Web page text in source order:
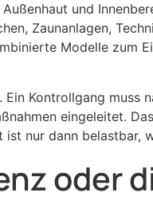
und
Zaunanlagen,
Modelle zum
Kontrollgang muss
eingeleitet.
ist nur dann
oder